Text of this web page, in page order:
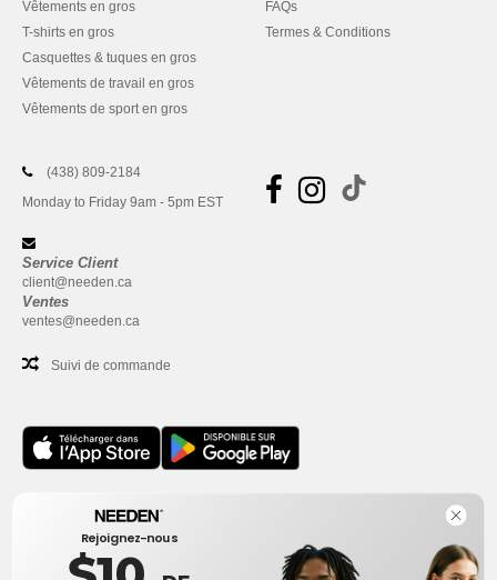
Vêtements en gros
T-shirts en gros
Casquettes & tuques en gros
Vêtements de travail en gros
Vêtements de sport en gros
FAQs
Termes & Conditions
(438) 809-2184
Monday to Friday 9am - 5pm EST
Service Client
client@needen.ca
Ventes
ventes@needen.ca
Suivi de commande
Bureau
One Dundas Street West Suite 2500
Toronto, Ontario, M5G 1Z3
Rejoignez-nous